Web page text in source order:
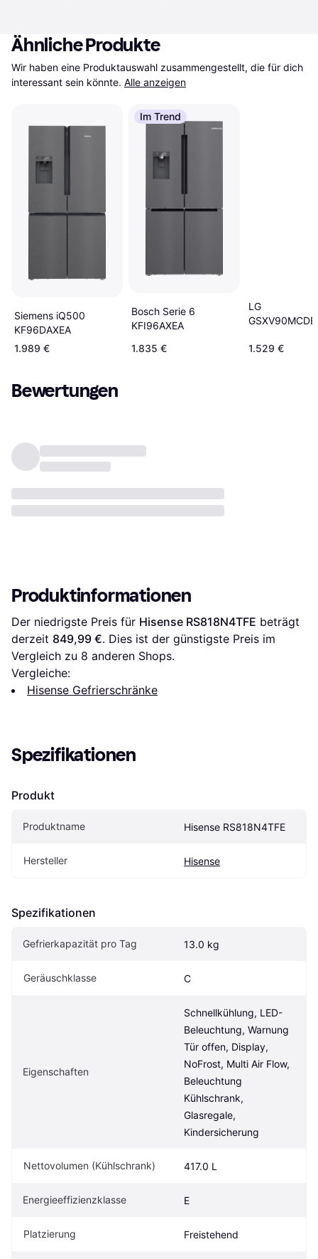
Ähnliche Produkte
Wir haben eine Produktauswahl zusammengestellt, die für dich
interessant sein könnte. Alle anzeigen
Siemens iQ500
KF96DAXEA
1.989 €
Im Trend
Bosch Serie 6
KFI96AXEA
1.835 €
LG
GSXV90MCDE
1.529 €
Bewertungen
Produktinformationen
Der niedrigste Preis für Hisense RS818N4TFE beträgt
derzeit 849,99 €. Dies ist der günstigste Preis im
Vergleich zu 8 anderen Shops.
Vergleiche:
Hisense Gefrierschränke
Spezifikationen
Produkt
Produktname Hisense RS818N4TFE
Hersteller Hisense
Spezifikationen
Gefrierkapazität pro Tag 13.0 kg
Geräuschklasse C
Eigenschaften
Schnellkühlung, LED-
Beleuchtung, Warnung
Tür offen, Display,
NoFrost, Multi Air Flow,
Beleuchtung
Kühlschrank,
Glasregale,
Kindersicherung
Nettovolumen (Kühlschrank) 417.0 L
Energieeffizienzklasse E
Platzierung Freistehend